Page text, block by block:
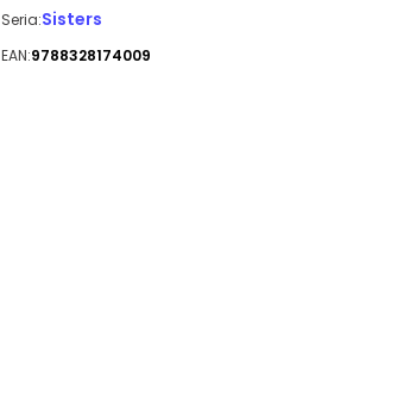
Seria:Sisters
EAN:9788328174009